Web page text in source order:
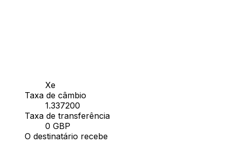
Xe
Taxa de câmbio
1.337200
Taxa de transferência
0 GBP
O destinatário recebe